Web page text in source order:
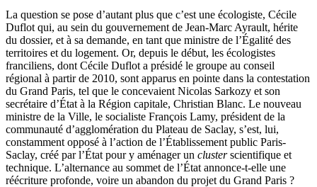
La question se pose d’autant plus que c’est une écologiste, Cécile
Duflot qui, au sein du gouvernement de Jean-Marc Ayrault, hérite
du dossier, et à sa demande, en tant que ministre de l’Égalité des
territoires et du logement. Or, depuis le début, les écologistes
franciliens, dont Cécile Duflot a présidé le groupe au conseil
régional à partir de 2010, sont apparus en pointe dans la contestation
du Grand Paris, tel que le concevaient Nicolas Sarkozy et son
secrétaire d’État à la Région capitale, Christian Blanc. Le nouveau
ministre de la Ville, le socialiste François Lamy, président de la
communauté d’agglomération du Plateau de Saclay, s’est, lui,
constamment opposé à l’action de l’Établissement public Paris-
Saclay, créé par l’État pour y aménager un clusterscientifique et
technique. L’alternance au sommet de l’État annonce-t-elle une
réécriture profonde, voire un abandon du projet du Grand Paris ?